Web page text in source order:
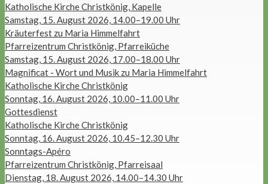
Katholische Kirche Christkönig, Kapelle
Samstag, 15. August 2026, 14.00–19.00 Uhr
Kräuterfest zu Maria Himmelfahrt
Pfarreizentrum Christkönig, Pfarreiküche
Samstag, 15. August 2026, 17.00–18.00 Uhr
Magnificat - Wort und Musik zu Maria Himmelfahrt
Katholische Kirche Christkönig
Sonntag, 16. August 2026, 10.00–11.00 Uhr
Gottesdienst
Katholische Kirche Christkönig
Sonntag, 16. August 2026, 10.45–12.30 Uhr
Sonntags-Apéro
Pfarreizentrum Christkönig, Pfarreisaal
Dienstag, 18. August 2026, 14.00–14.30 Uhr